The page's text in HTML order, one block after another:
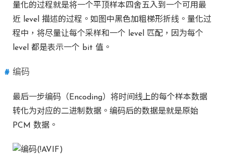
量化的过程就是将一个平顶样本四舍五入到一个可用最
近 level 描述的过程。如图中黑色加粗梯形折线。量化过
程中，将尽量让每个采样和一个 level 匹配，因为每个
level 都是表示一个 bit 值。
编码
最后一步编码（Encoding）将时间线上的每个样本数据
转化为对应的二进制数据。编码后的数据是就是原始
PCM 数据。